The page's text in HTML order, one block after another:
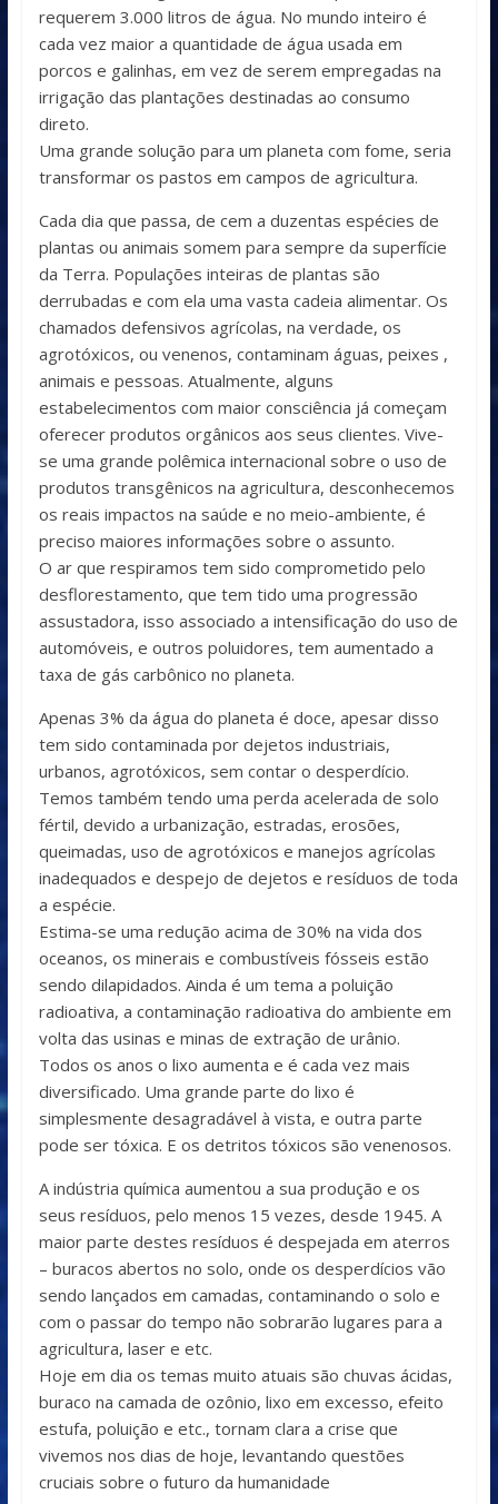
requerem 3.000 litros de água. No mundo inteiro é
cada vez maior a quantidade de água usada em
porcos e galinhas, em vez de serem empregadas na
irrigação das plantações destinadas ao consumo
direto.
Uma grande solução para um planeta com fome, seria
transformar os pastos em campos de agricultura.
Cada dia que passa, de cem a duzentas espécies de
plantas ou animais somem para sempre da superfície
da Terra. Populações inteiras de plantas são
derrubadas e com ela uma vasta cadeia alimentar. Os
chamados defensivos agrícolas, na verdade, os
agrotóxicos, ou venenos, contaminam águas, peixes ,
animais e pessoas. Atualmente, alguns
estabelecimentos com maior consciência já começam
oferecer produtos orgânicos aos seus clientes. Vive-
se uma grande polêmica internacional sobre o uso de
produtos transgênicos na agricultura, desconhecemos
os reais impactos na saúde e no meio-ambiente, é
preciso maiores informações sobre o assunto.
O ar que respiramos tem sido comprometido pelo
desflorestamento, que tem tido uma progressão
assustadora, isso associado a intensificação do uso de
automóveis, e outros poluidores, tem aumentado a
taxa de gás carbônico no planeta.
Apenas 3% da água do planeta é doce, apesar disso
tem sido contaminada por dejetos industriais,
urbanos, agrotóxicos, sem contar o desperdício.
Temos também tendo uma perda acelerada de solo
fértil, devido a urbanização, estradas, erosões,
queimadas, uso de agrotóxicos e manejos agrícolas
inadequados e despejo de dejetos e resíduos de toda
a espécie.
Estima-se uma redução acima de 30% na vida dos
oceanos, os minerais e combustíveis fósseis estão
sendo dilapidados. Ainda é um tema a poluição
radioativa, a contaminação radioativa do ambiente em
volta das usinas e minas de extração de urânio.
Todos os anos o lixo aumenta e é cada vez mais
diversificado. Uma grande parte do lixo é
simplesmente desagradável à vista, e outra parte
pode ser tóxica. E os detritos tóxicos são venenosos.
A indústria química aumentou a sua produção e os
seus resíduos, pelo menos 15 vezes, desde 1945. A
maior parte destes resíduos é despejada em aterros
– buracos abertos no solo, onde os desperdícios vão
sendo lançados em camadas, contaminando o solo e
com o passar do tempo não sobrarão lugares para a
agricultura, laser e etc.
Hoje em dia os temas muito atuais são chuvas ácidas,
buraco na camada de ozônio, lixo em excesso, efeito
estufa, poluição e etc., tornam clara a crise que
vivemos nos dias de hoje, levantando questões
cruciais sobre o futuro da humanidade